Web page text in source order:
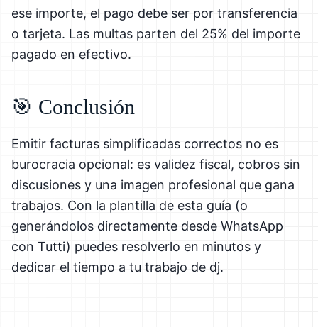
ese importe, el pago debe ser por transferencia
o tarjeta. Las multas parten del 25% del importe
pagado en efectivo.
🎯 Conclusión
Emitir facturas simplificadas correctos no es
burocracia opcional: es validez fiscal, cobros sin
discusiones y una imagen profesional que gana
trabajos. Con la plantilla de esta guía (o
generándolos directamente desde WhatsApp
con Tutti) puedes resolverlo en minutos y
dedicar el tiempo a tu trabajo de dj.